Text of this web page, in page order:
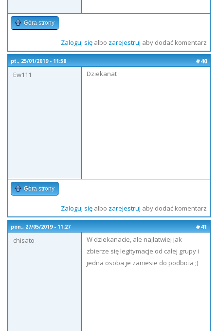
Góra strony
Zaloguj sięalbo zarejestruj aby dodać komentarz
pt., 25/01/2019 - 11:58
#40
Ew111
Dziekanat
Góra strony
Zaloguj sięalbo zarejestruj aby dodać komentarz
pon., 27/05/2019 - 11:27
#41
chisato
W dziekanacie, ale najłatwiej jak
zbierze się legitymacje od całej grupy i
jedna osoba je zaniesie do podbicia ;)